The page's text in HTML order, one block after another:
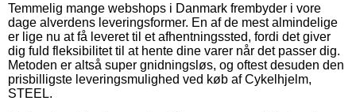
Temmelig mange webshops i Danmark frembyder i vore
dage alverdens leveringsformer. En af de mest almindelige
er lige nu at få leveret til et afhentningssted, fordi det giver
dig fuld fleksibilitet til at hente dine varer når det passer dig.
Metoden er altså super gnidningsløs, og oftest desuden den
prisbilligste leveringsmulighed ved køb af Cykelhjelm,
STEEL.